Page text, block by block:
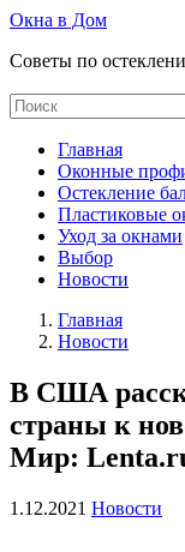
Окна в Дом
Советы по
Главная
Оконные
Остекление
Пластиковые
Уход за окнами
Выбор
Новости
Главная
Новости
В США
страны к
Мир:
1.12.2021 Новости